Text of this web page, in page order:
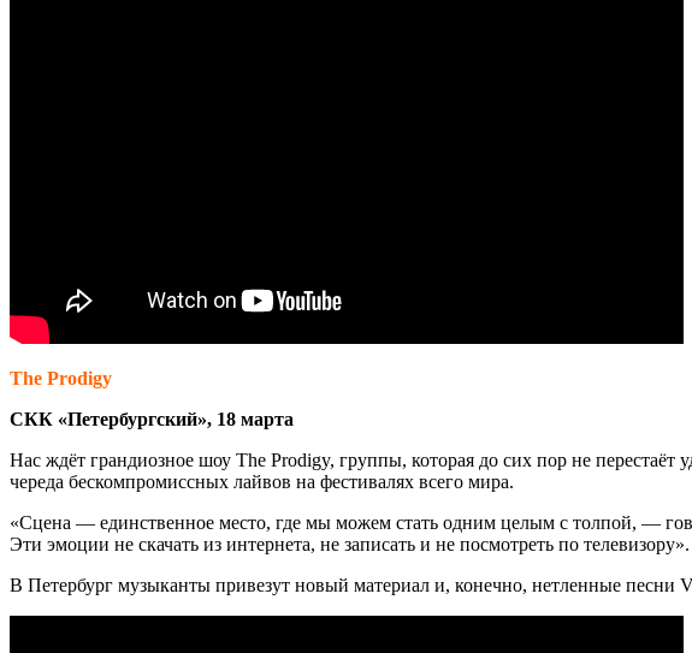
The Prodigy
СКК «Петербургский», 18 марта
Нас ждёт грандиозное шоу The Prodigy, группы, которая до сих пор не
череда бескомпромиссных лайвов на фестивалях всего мира.
«Сцена — единственное место, где мы можем стать одним целым с толпой, —
Эти эмоции не скачать из интернета, не записать и не посмотреть по телевизору».
В Петербург музыканты привезут новый материал и, конечно, нетленные песни